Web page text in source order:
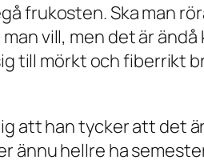
frukosten. Ska man
vill, men det är
till mörkt och fiberrikt
att han tycker att det
ännu hellre ha